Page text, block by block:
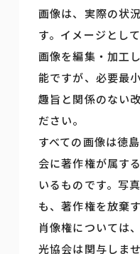
画像は、実際の状
す。イメージとし
画像を編集・加工
能ですが、必要最
趣旨と関係のない
ださい。
すべての画像は徳
会に著作権が属す
いるものです。写
も、著作権を放棄
肖像権については
光協会は関与しませ